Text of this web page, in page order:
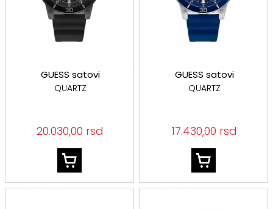
GUESS satovi
QUARTZ
20.030,00 rsd
GUESS satovi
QUARTZ
17.430,00 rsd